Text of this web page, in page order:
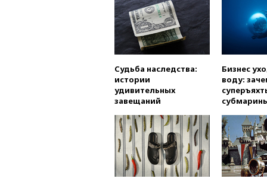
Судьба наследства:
истории
удивительных
завещаний
Бизнес
воду: